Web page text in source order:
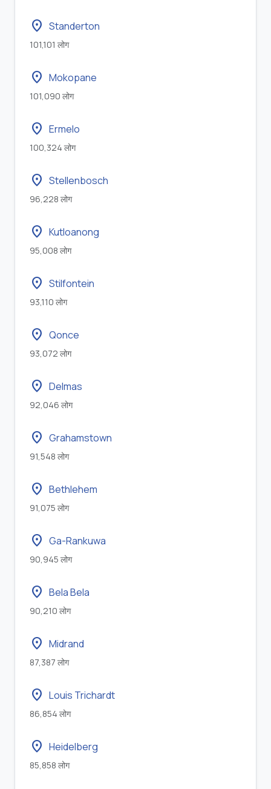
location_on Standerton
101,101 लोग
location_on Mokopane
101,090 लोग
location_on Ermelo
100,324 लोग
location_on Stellenbosch
96,228 लोग
location_on Kutloanong
95,008 लोग
location_on Stilfontein
93,110 लोग
location_on Qonce
93,072 लोग
location_on Delmas
92,046 लोग
location_on Grahamstown
91,548 लोग
location_on Bethlehem
91,075 लोग
location_on Ga-Rankuwa
90,945 लोग
location_on Bela Bela
90,210 लोग
location_on Midrand
87,387 लोग
location_on Louis Trichardt
86,854 लोग
location_on Heidelberg
85,858 लोग